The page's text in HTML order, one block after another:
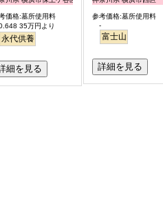
価格:墓所使用料
35万円より
永代供養
細を見る
参考価格:墓所使用料
-
富士山
詳細を見る